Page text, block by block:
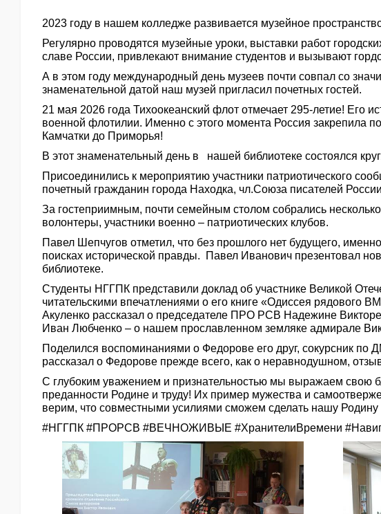
2023 году в нашем колледже развивается музейное
Регулярно проводятся музейные уроки, выставки работ
славе России, привлекают внимание студентов и вызывают
А в этом году международный день музеев почти совпал со
знаменательной датой наш музей пригласил почетных гостей.
21 мая 2026 года Тихоокеанский флот отмечает 295-летие! Его
военной флотилии. Именно с этого момента Россия закрепила
Камчатки до Приморья!
В этот знаменательный день в нашей библиотеке состоялся
Присоединились к мероприятию участники патриотического
почетный гражданин города Находка, чл.Союза писателей России
За гостеприимным, почти семейным столом собрались
волонтеры, участники военно – патриотических клубов.
Павел Шепчугов отметил, что без прошлого нет будущего,
поисках исторической правды. Павел Иванович презентовал
библиотеке.
Студенты НГГПК представили доклад об участнике Великой
читательскими впечатлениями о его книге «Одиссея
Акуленко рассказал о председателе ПРО РСВ Надежине
Иван Любченко – о нашем прославленном земляке адмирале
Поделился воспоминаниями о Федорове его друг, сокурсник
рассказал о Федорове прежде всего, как о неравнодушном,
С глубоким уважением и признательностью мы выражаем свою
преданности Родине и труду! Их пример мужества и
верим, что совместными усилиями сможем сделать нашу
#НГГПК #ПРОРСВ #ВЕЧНОЖИВЫЕ #ХранителиВремени